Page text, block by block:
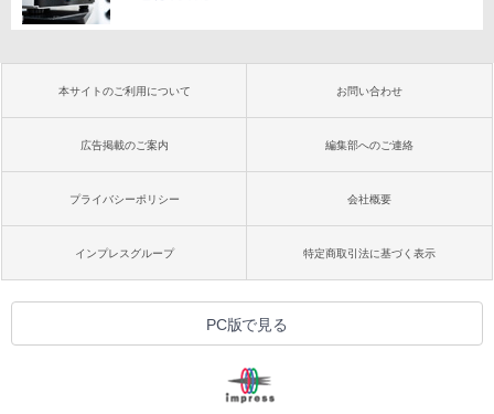
本サイトのご利用について お問い合わせ
広告掲載のご案内 編集部へのご連絡
プライバシーポリシー 会社概要
インプレスグループ 特定商取引法に基づく表示
PC版で見る